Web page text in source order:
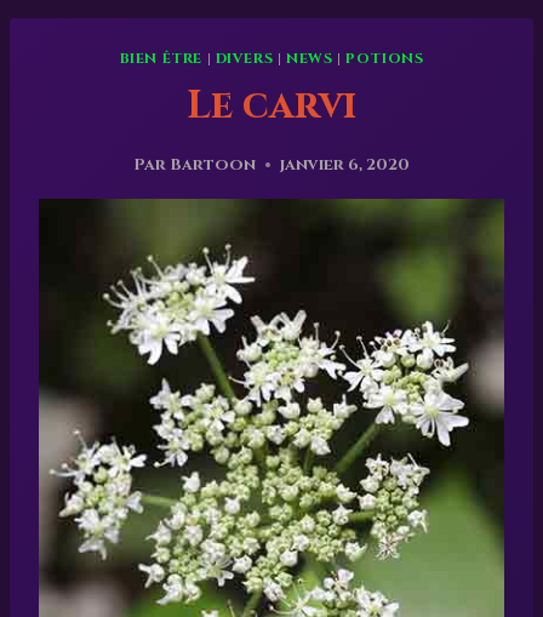
BIEN ÊTRE | DIVERS |NEWS |POTIONS
Le carvi
Par Bartoon janvier 6, 2020